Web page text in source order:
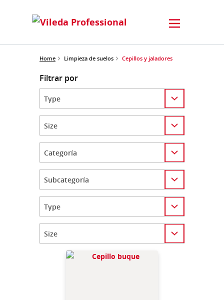
Home Limpieza de suelos Cepillos y jaladores
Filtrar por
Category
Category
Category
Category
Category
Category